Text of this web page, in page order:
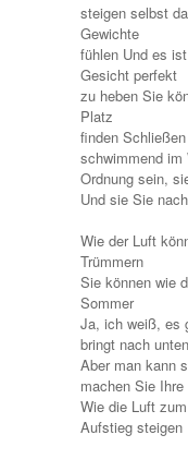
steigen selbst
Gewichte
fühlen Und es
Gesicht perfekt
zu heben Sie
Platz
finden
schwimmend
Ordnung sein,
Und sie Sie
Wie der Luft
Trümmern
Sie können wie
Sommer
Ja, ich weiß, es
bringt nach unten
Aber man kann
machen Sie
Wie die Luft zum
Aufstieg steigen